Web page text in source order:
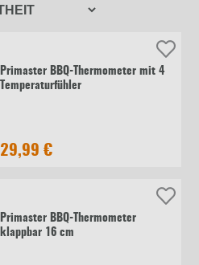
Primaster BBQ-Thermometer mit 4
Temperaturfühler
29,99 €
Primaster BBQ-Thermometer
klappbar 16 cm